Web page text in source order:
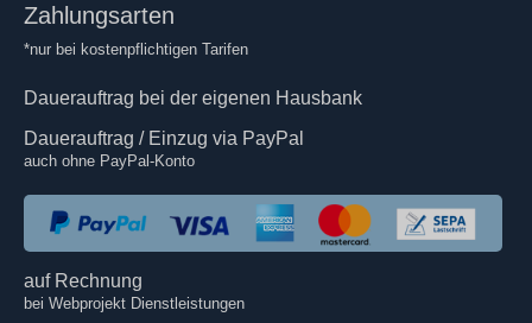
Zahlungsarten
*nur bei kostenpflichtigen Tarifen
Dauerauftrag bei der eigenen Hausbank
Dauerauftrag / Einzug via PayPal
auch ohne PayPal-Konto
auf Rechnung
bei Webprojekt Dienstleistungen